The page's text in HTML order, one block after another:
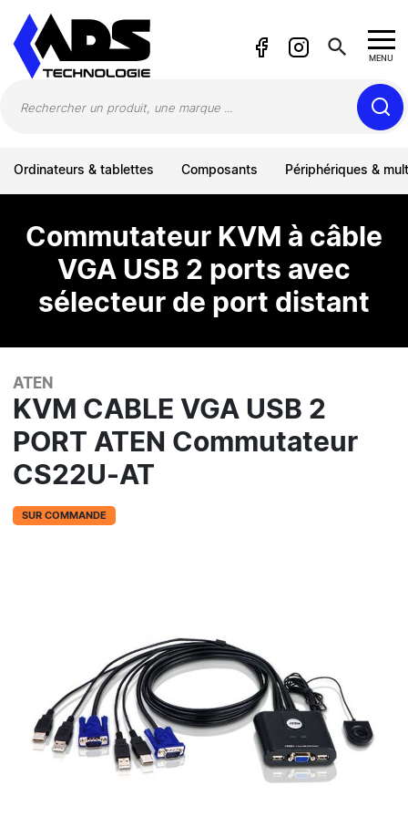
search MENU
Ordinateurs & tablettes Composants Périphériques &
Commutateur KVM à câble
VGA USB 2 ports avec
sélecteur de port distant
ATEN
KVM CABLE VGA USB 2
PORT ATEN Commutateur
CS22U-AT
SUR COMMANDE